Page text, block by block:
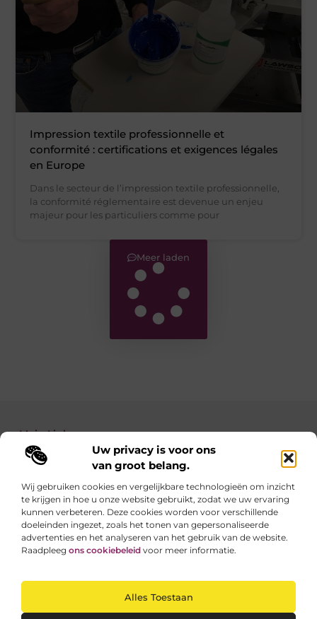
Uw privacy is voor ons
van groot belang.
Wij gebruiken cookies en vergelijkbare technologieën om inzicht
te krijgen in hoe u onze website gebruikt, zodat we uw ervaring
kunnen verbeteren. Deze cookies worden voor verschillende
doeleinden ingezet, zoals het tonen van gepersonaliseerde
advertenties en het analyseren van het gebruik van de website.
Raadpleeg ons cookiebeleid voor meer informatie.
Alles Toestaan
Impression textile professionnelle et
conformité : certifications et exigences légales
en Europe
Dans le secteur de l’impression textile professionnelle,
la conformité réglementaire est devenue un enjeu
majeur pour les particuliers comme pour
Meer laden
Main Links
Linkzoekertjes.be brengt je elke dag iets nieuws
Inspirerende blogs en waardevolle tips voor een
slimmer en leuker internetgebruik.